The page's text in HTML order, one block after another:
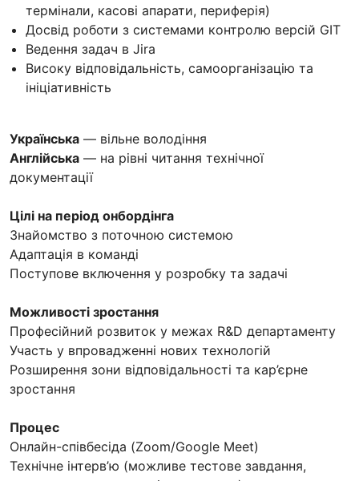
термінали, касові апарати, периферія)
Досвід роботи з системами контролю версій GIT
Ведення задач в Jira
Високу відповідальність, самоорганізацію та
ініціативність
Українська — вільне володіння
Англійська — на рівні читання технічної
документації
Цілі на період онбордінга
Знайомство з поточною системою
Адаптація в команді
Поступове включення у розробку та задачі
Можливості зростання
Професійний розвиток у межах R&D департаменту
Участь у впровадженні нових технологій
Розширення зони відповідальності та кар’єрне
зростання
Процес
Онлайн-співбесіда (Zoom/Google Meet)
Технічне інтерв’ю (можливе тестове завдання,